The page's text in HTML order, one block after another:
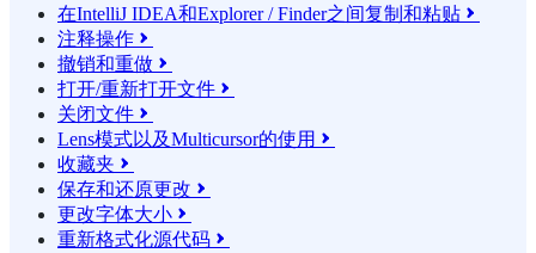
在IntelliJ IDEA和Explorer / Finder之间复制和粘贴 
注释操作 
撤销和重做 
打开/重新打开文件 
关闭文件 
Lens模式以及Multicursor的使用 
收藏夹 
保存和还原更改 
更改字体大小 
重新格式化源代码 